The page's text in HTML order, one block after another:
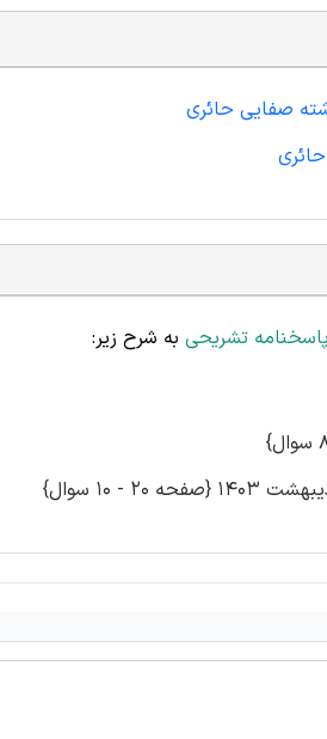
صفایی حائری
پاسخنامه تشریحی به شرح زیر: